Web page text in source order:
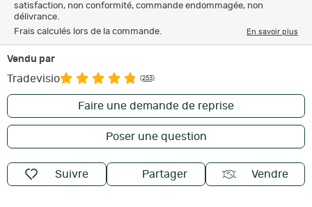
satisfaction, non conformité, commande endommagée, non
délivrance.
Frais calculés lors de la commande.
En savoir plus
Vendu par
Tradevisio (253)
Faire une demande de reprise
Poser une question
Suivre Partager Vendre